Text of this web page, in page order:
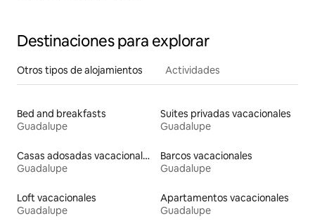
Destinaciones para explorar
Otros tipos de alojamientos Actividades
Bed and breakfasts
Guadalupe
Suites privadas vacacionales
Guadalupe
Casas adosadas vacacionales
Guadalupe
Barcos vacacionales
Guadalupe
Loft vacacionales
Guadalupe
Apartamentos vacacionales
Guadalupe